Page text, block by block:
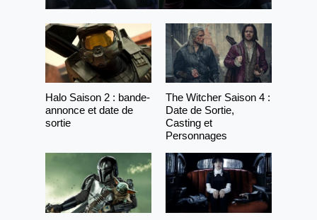
Halo Saison 2 : bande-
annonce et date de
sortie
The Witcher Saison 4 :
Date de Sortie,
Casting et
Personnages